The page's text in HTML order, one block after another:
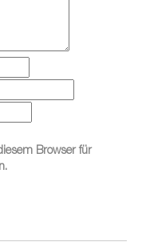
Browser für